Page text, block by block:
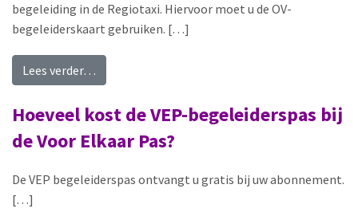
begeleiding in de Regiotaxi. Hiervoor moet u de OV-
begeleiderskaart gebruiken. […]
Lees verder…
Hoeveel kost de VEP-begeleiderspas bij
de Voor Elkaar Pas?
De VEP begeleiderspas ontvangt u gratis bij uw abonnement.
[…]